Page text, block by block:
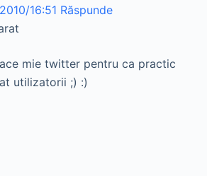
16:51 Răspunde
mie twitter pentru ca practic
utilizatorii ;) :)